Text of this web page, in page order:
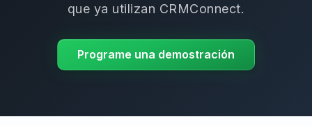
que ya utilizan CRMConnect.
Programe una demostración